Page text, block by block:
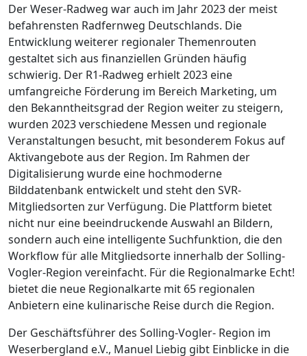
Der Weser-Radweg war auch im Jahr 2023 der meist
befahrensten Radfernweg Deutschlands. Die
Entwicklung weiterer regionaler Themenrouten
gestaltet sich aus finanziellen Gründen häufig
schwierig. Der R1-Radweg erhielt 2023 eine
umfangreiche Förderung im Bereich Marketing, um
den Bekanntheitsgrad der Region weiter zu steigern,
wurden 2023 verschiedene Messen und regionale
Veranstaltungen besucht, mit besonderem Fokus auf
Aktivangebote aus der Region. Im Rahmen der
Digitalisierung wurde eine hochmoderne
Bilddatenbank entwickelt und steht den SVR-
Mitgliedsorten zur Verfügung. Die Plattform bietet
nicht nur eine beeindruckende Auswahl an Bildern,
sondern auch eine intelligente Suchfunktion, die den
Workflow für alle Mitgliedsorte innerhalb der Solling-
Vogler-Region vereinfacht. Für die Regionalmarke Echt!
bietet die neue Regionalkarte mit 65 regionalen
Anbietern eine kulinarische Reise durch die Region.
Der Geschäftsführer des Solling-Vogler- Region im
Weserbergland e.V., Manuel Liebig gibt Einblicke in die